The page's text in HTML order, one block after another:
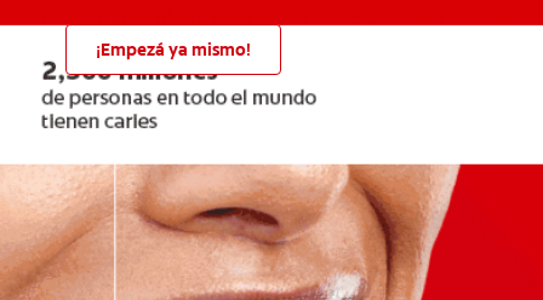
¡Empezá ya mismo!